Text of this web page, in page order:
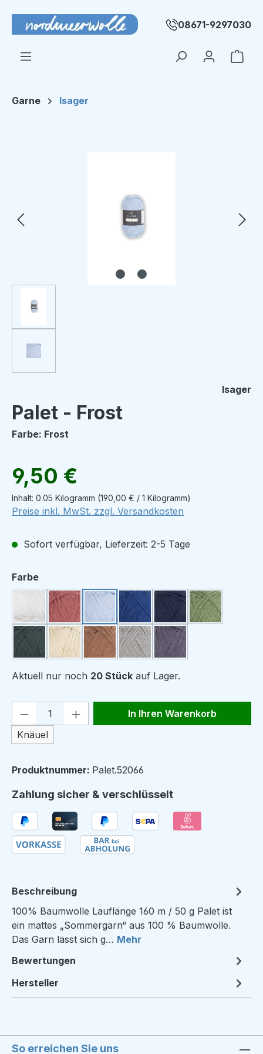
Zum Hauptinhalt springen
08671-9297030
Garne Isager
Isager
Palet - Frost
Farbe: Frost
Regulärer Preis:
9,50 €
Inhalt: 0.05 Kilogramm (190,00 € / 1 Kilogramm)
Preise inkl. MwSt. zzgl. Versandkosten
Sofort verfügbar, Lieferzeit: 2-5 Tage
Farbeauswählen
White Blush Frost Indigo Navy Green Tea
Bottle Green
Linen Nougat Sage Granite
Aktuell nur noch 20 Stück auf Lager.
Produkt Anzahl: Gib den
Knäuel
In Ihren Warenkorb
Produktnummer: Palet.52066
Zahlung sicher & verschlüsselt
Beschreibung
100% Baumwolle Lauflänge 160 m / 50 g Palet ist
ein mattes „Sommergarn“ aus 100 % Baumwolle.
Das Garn lässt sich g… Mehr
Bewertungen
Hersteller
So erreichen Sie uns